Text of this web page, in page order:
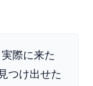
実際に来た
つけ出せた